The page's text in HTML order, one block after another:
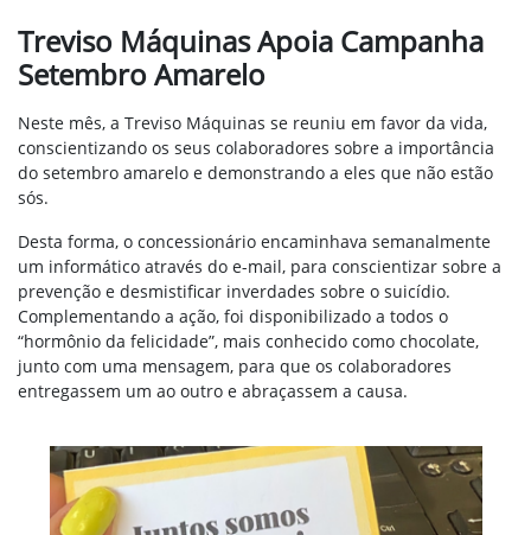
Treviso Máquinas Apoia Campanha
Setembro Amarelo
Neste mês, a Treviso Máquinas se reuniu em favor da vida,
conscientizando os seus colaboradores sobre a importância
do setembro amarelo e demonstrando a eles que não estão
sós.
Desta forma, o concessionário encaminhava semanalmente
um informático através do e-mail, para conscientizar sobre a
prevenção e desmistificar inverdades sobre o suicídio.
Complementando a ação, foi disponibilizado a todos o
“hormônio da felicidade”, mais conhecido como chocolate,
junto com uma mensagem, para que os colaboradores
entregassem um ao outro e abraçassem a causa.